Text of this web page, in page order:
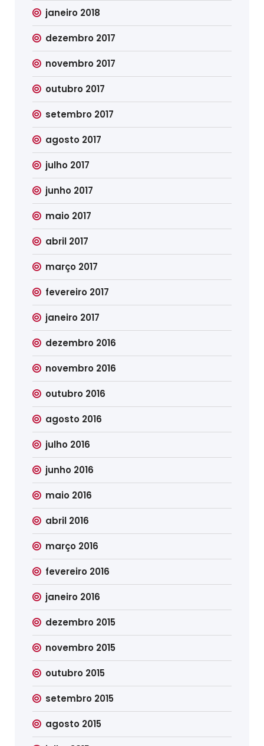
janeiro 2018
dezembro 2017
novembro 2017
outubro 2017
setembro 2017
agosto 2017
julho 2017
junho 2017
maio 2017
abril 2017
março 2017
fevereiro 2017
janeiro 2017
dezembro 2016
novembro 2016
outubro 2016
agosto 2016
julho 2016
junho 2016
maio 2016
abril 2016
março 2016
fevereiro 2016
janeiro 2016
dezembro 2015
novembro 2015
outubro 2015
setembro 2015
agosto 2015